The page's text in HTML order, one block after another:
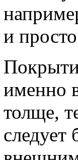
и
именно
толще,
следует